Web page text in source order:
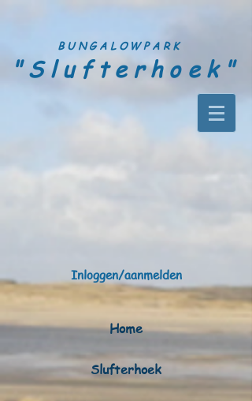
BUNGALOWPARK
"Slufterhoek"
Inloggen/aanmelden
Home
Slufterhoek